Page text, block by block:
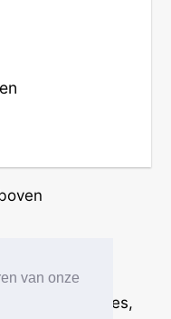
van onze
animaties,